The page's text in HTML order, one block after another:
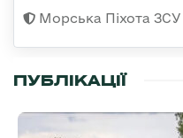
Морська Піхота ЗСУ
ПУБЛІКАЦІЇ